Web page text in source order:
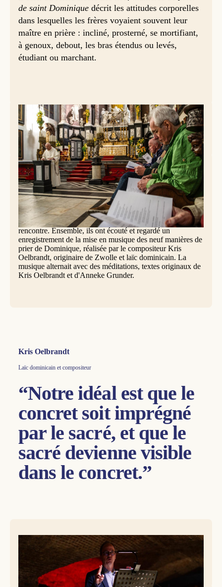
de saint Dominiquedécrit les attitudes corporelles
dans lesquelles les frères voyaient souvent leur
maître en prière : incliné, prosterné, se mortifiant,
à genoux, debout, les bras étendus ou levés,
étudiant ou marchant.
Célébration des Vêpres, église Saint-André d'Anvers, samedi 25 avril 2026 ©
Marc Lamote.
Les neuf manières de prier de Saint Dominique étaient au
cœur de la Journée de rencontre, prière, méditation et
échanges, organisée le samedi 25 avril dernier dans les
locaux de l’église Sint-Andrieskerk à Anvers par les Laïcs
dominicains de Flandre et des Pays-Bas.
Une quarantaine de Laïcs dominicains ont pris part à cette
rencontre. Ensemble, ils ont écouté et regardé un
enregistrement de la mise en musique des neuf manières de
prier de Dominique, réalisée par le compositeur Kris
Oelbrandt, originaire de Zwolle et laïc dominicain. La
musique alternait avec des méditations, textes originaux de
Kris Oelbrandt et d'Anneke Grunder.
Kris Oelbrandt
Laïc dominicain et compositeur
“Notre idéal est que le
concret soit imprégné
par le sacré, et que le
sacré devienne visible
dans le concret.”
Le compositeur Kris Oelbrandt présente son oeuvre musicale © Marc